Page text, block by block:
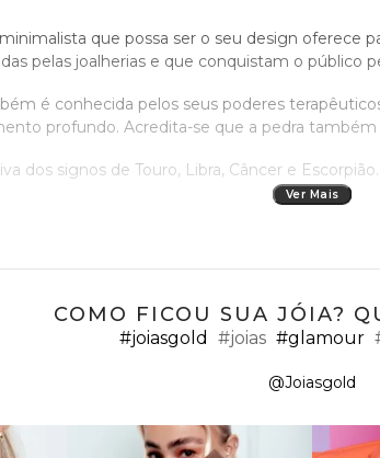
que possa ser o seu design oferece
pelas joalherias e que conquistam o público
é conhecida pelos seus poderes
profundo. Acredita-se que a pedra
dos signos de Touro, Libra, Câncer e Escorpião.
Joiasgold, sua joalheria online, trouxe para o
o conceito de uma joia pequenina e
pequenos em formato gota com
Além disso, podem ser compostos com
Ver Mais
COMO FICOU SUA JÓIA?
#joiasgold #joias #glamour
@Joiasgold